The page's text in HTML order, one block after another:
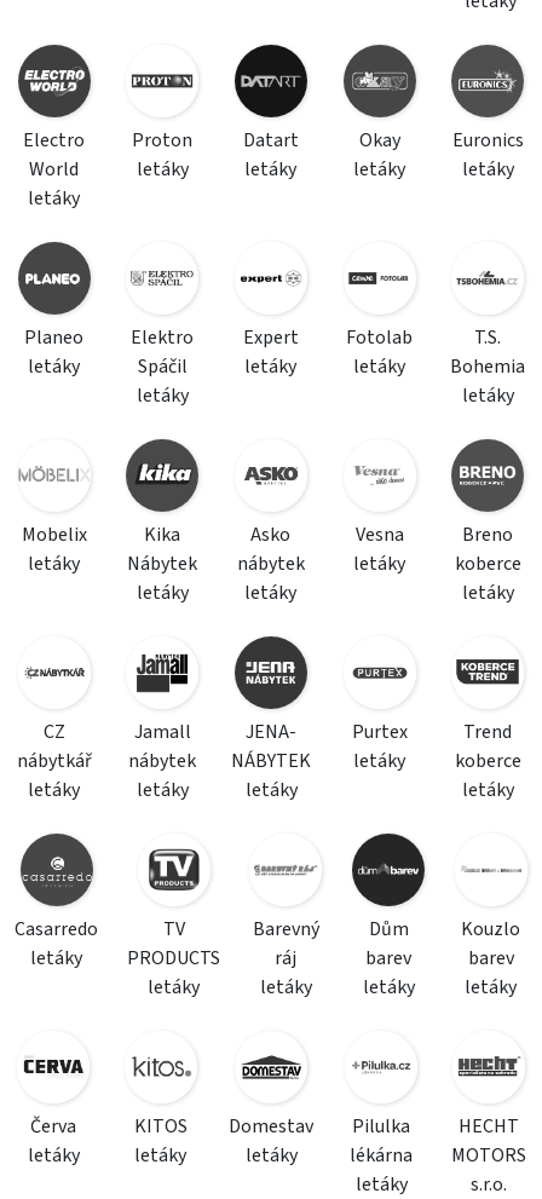
Electro
World
letáky
Proton
letáky
Datart
letáky
Okay
letáky
Euronics
letáky
Planeo
letáky
Elektro
Spáčil
letáky
Expert
letáky
Fotolab
letáky
T.S.
Bohemia
letáky
Mobelix
letáky
Kika
Nábytek
letáky
Asko
nábytek
letáky
Vesna
letáky
Breno
koberce
letáky
CZ
nábytkář
letáky
Jamall
nábytek
letáky
JENA-
NÁBYTEK
letáky
Purtex
letáky
Trend
koberce
letáky
Casarredo
letáky
TV
PRODUCTS
letáky
Barevný
ráj
letáky
Dům
barev
letáky
Kouzlo
barev
letáky
Červa
letáky
KITOS
letáky
Domestav
letáky
Pilulka
lékárna
letáky
HECHT
MOTORS
s.r.o.